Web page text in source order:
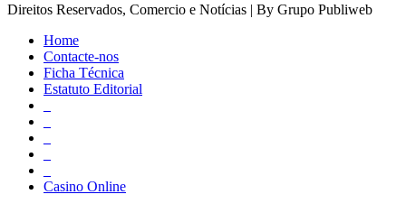
Direitos Reservados, Comercio e Notícias | By Grupo Publiweb
Home
Contacte-nos
Ficha Técnica
Estatuto Editorial
Casino Online